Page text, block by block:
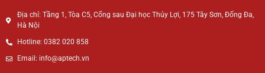
Địa chỉ: Tầng 1, Tòa C5, Cổng sau Đại học Thủy Lợi, 175 Tây Sơn, Đống Đa,
Hà Nội
Hotline: 0382 020 858
Email: info@aptech.vn